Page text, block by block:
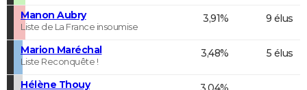
Manon Aubry
Liste de La France insoumise
3,91% 9 élus
Marion Maréchal
Liste Reconquête !
3,48% 5 élus
Hélène Thouy